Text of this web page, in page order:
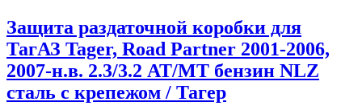
Защита раздаточной коробки для
ТагАЗ Tager, Road Partner 2001-2006,
2007-н.в. 2.3/3.2 AT/MT бензин NLZ
сталь с крепежом / Тагер